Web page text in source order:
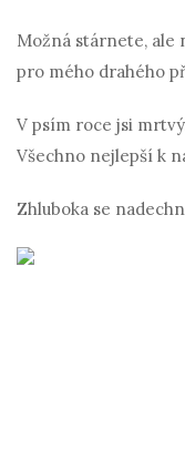
Možná stárnete, ale
pro mého drahého
V psím roce jsi
Všechno nejlepší k
Zhluboka se